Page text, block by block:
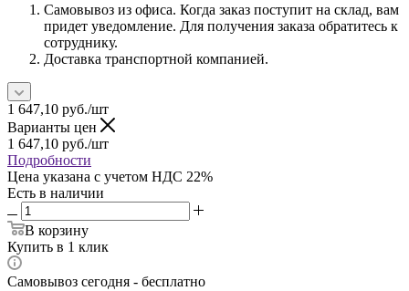
Самовывоз из офиса. Когда заказ поступит на склад, вам
придет уведомление. Для получения заказа обратитесь к
сотруднику.
Доставка транспортной компанией.
1 647,10 руб./шт
Варианты цен
1 647,10 руб./шт
Подробности
Цена указана с учетом НДС 22%
Есть в наличии
В корзину
Купить в 1 клик
Самовывоз сегодня - бесплатно